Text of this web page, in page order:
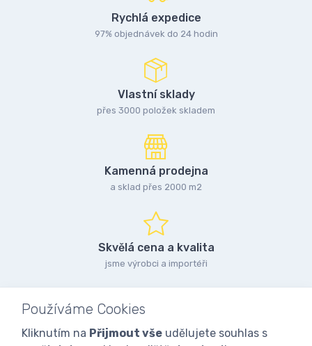
Rychlá expedice
97% objednávek do 24 hodin
Vlastní sklady
přes 3000 položek skladem
Kamenná prodejna
a sklad přes 2000 m2
Skvělá cena a kvalita
jsme výrobci a importéři
Používáme Cookies
Kliknutím na Přijmout vše udělujete souhlas s